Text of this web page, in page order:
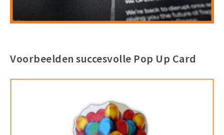
Voorbeelden succesvolle Pop Up Card